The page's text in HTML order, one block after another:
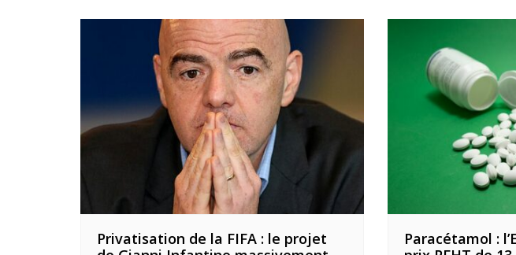
Privatisation de la FIFA : le projet
Paracétamol :